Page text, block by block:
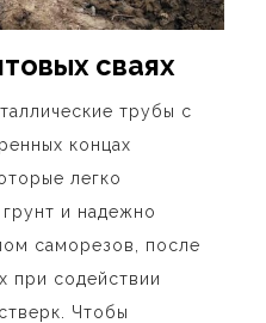
сваях
трубы с
концах
легко
и надежно
саморезов, после
при содействии
Чтобы